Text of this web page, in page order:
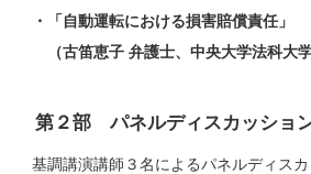
・「自動運転における損害賠償責任」
（古笛恵子 弁護士、中央大学法科大学
第２部 パネルディスカ
基調講演講師３名によるパネルディスカ